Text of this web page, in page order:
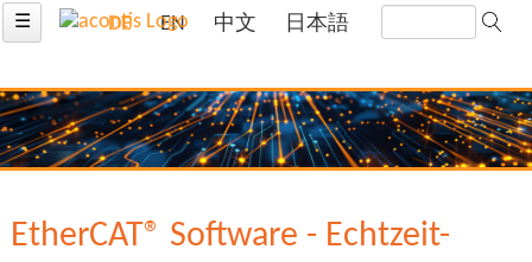
☰ DE EN 中文 日本語
EtherCAT® Software - Echtzeit-